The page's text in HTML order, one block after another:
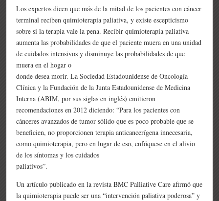
Los expertos dicen que más de la mitad de los pacientes con cáncer
terminal reciben quimioterapia paliativa, y existe escepticismo
sobre si la terapia vale la pena. Recibir quimioterapia paliativa
aumenta las probabilidades de que el paciente muera en una unidad
de cuidados intensivos y disminuye las probabilidades de que
muera en el hogar o
donde desea morir. La Sociedad Estadounidense de Oncología
Clínica y la Fundación de la Junta Estadounidense de Medicina
Interna (ABIM, por sus siglas en inglés) emitieron
recomendaciones en 2012 diciendo: “Para los pacientes con
cánceres avanzados de tumor sólido que es poco probable que se
beneficien, no proporcionen terapia anticancerígena innecesaria,
como quimioterapia, pero en lugar de eso, enfóquese en el alivio
de los síntomas y los cuidados
paliativos”.
Un artículo publicado en la revista BMC Palliative Care afirmó que
la quimioterapia puede ser una “intervención paliativa poderosa” y